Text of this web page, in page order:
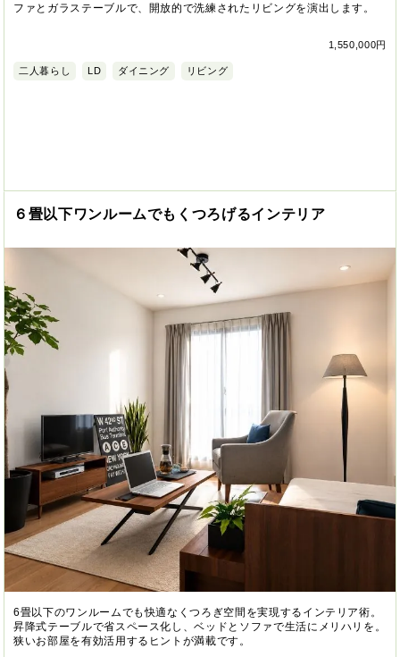
ファとガラステーブルで、開放的で洗練されたリビングを演出します。
1,550,000円
二人暮らし LD ダイニング リビング
６畳以下ワンルームでもくつろげるインテリア
6畳以下のワンルームでも快適なくつろぎ空間を実現するインテリア術。
昇降式テーブルで省スペース化し、ベッドとソファで生活にメリハリを。
狭いお部屋を有効活用するヒントが満載です。